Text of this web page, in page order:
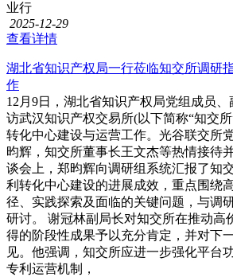
业行
2025-12-29
查看详情
湖北省知识产权局一行莅临知交所调研
作
12月9日，湖北省知识产权局党组成员、
访武汉知识产权交易所(以下简称“知交
转化中心建设与运营工作。光谷联交所
昀辉，知交所董事长王文杰等热情接待
谈会上，郑昀辉向调研组系统汇报了知
利转化中心建设的进展成效，重点围绕
径、实践探索及面临的关键问题，与调
研讨。 谢冠林副局长对知交所在推动高
得的阶段性成果予以充分肯定，并对下
见。他强调，知交所应进一步强化平台
专利运营机制，